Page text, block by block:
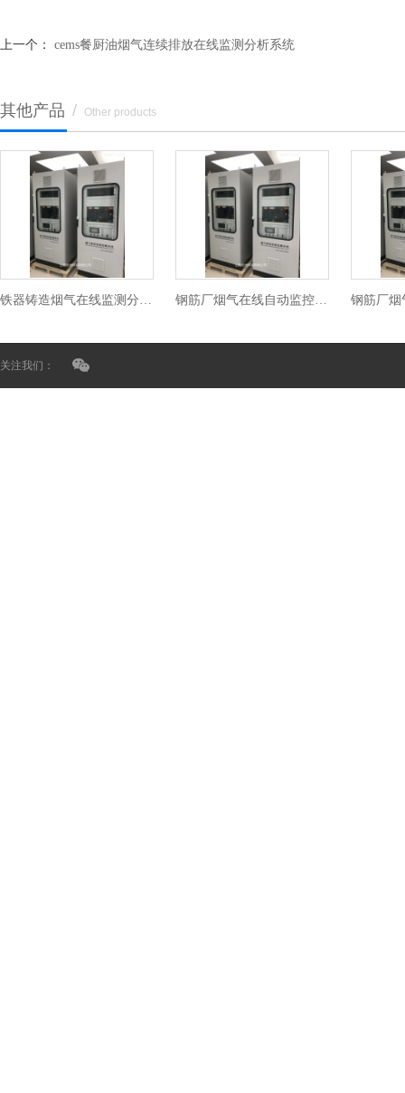
上一个： cems餐厨油烟气连续排放在线监测分析系统
其他产品 / Other products
铁器铸造烟气在线监测分析系统 钢筋厂烟气在线自动监控设备
关注我们：